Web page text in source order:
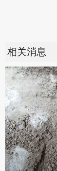
相关消息